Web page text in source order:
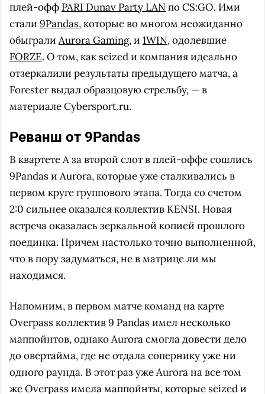
плей-офф PARI Dunav Party LANпо CS:GO. Ими
стали 9Pandas, которые во многом неожиданно
обыграли Aurora Gaming, и 1WIN, одолевшие
FORZE. О том, как seized и компания идеально
отзеркалили результаты предыдущего матча, а
Forester выдал образцовую стрельбу, — в
материале Cybersport.ru.
Реванш от 9Pandas
В квартете А за второй слот в плей-оффе сошлись
9Pandas и Aurora, которые уже сталкивались в
первом круге группового этапа. Тогда со счетом
2:0 сильнее оказался коллектив KENSI. Новая
встреча оказалась зеркальной копией прошлого
поединка. Причем настолько точно выполненной,
что в пору задуматься, не в матрице ли мы
находимся.
Напомним, в первом матче команд на карте
Overpass коллектив 9 Pandas имел несколько
маппойнтов, однако Aurora смогла довести дело
до овертайма, где не отдала сопернику уже ни
одного раунда. В этот раз уже Aurora на все том
же Overpass имела маппойнты, которые seized и